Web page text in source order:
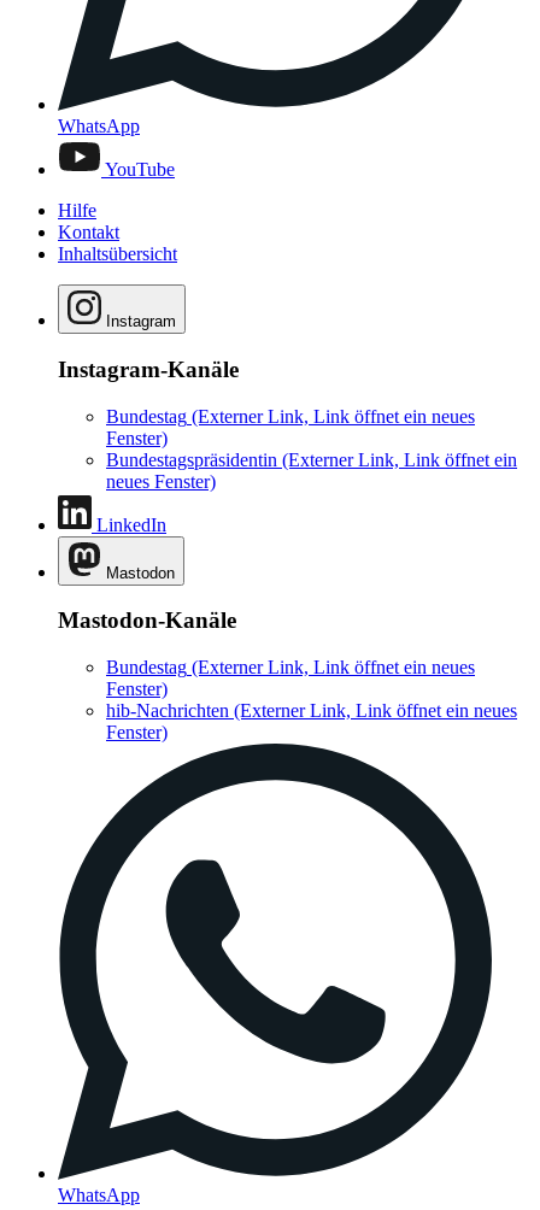
WhatsApp
YouTube
Hilfe
Kontakt
Inhaltsübersicht
Instagram
Instagram-Kanäle
Bundestag (Externer Link, Link öffnet ein neues
Fenster)
Bundestagspräsidentin (Externer Link, Link öffnet ein
neues Fenster)
LinkedIn
Mastodon
Mastodon-Kanäle
Bundestag (Externer Link, Link öffnet ein neues
Fenster)
hib-Nachrichten (Externer Link, Link öffnet ein neues
Fenster)
WhatsApp